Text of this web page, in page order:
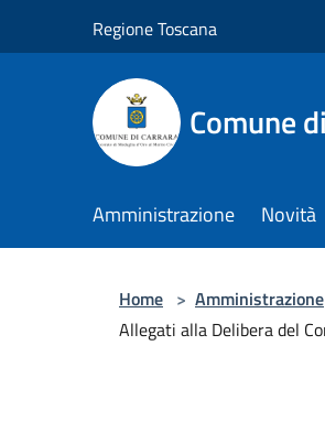
Regione Toscana
Comune
Amministrazione Novità
Home > Amministrazione
Allegati alla Delibera del